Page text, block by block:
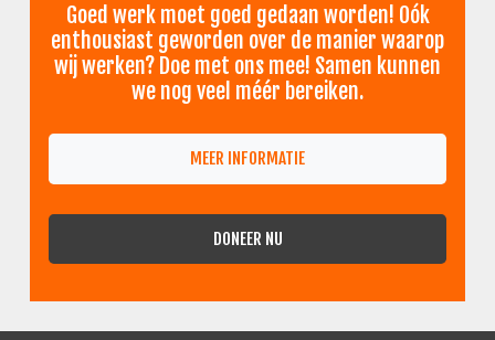
Goed werk moet goed gedaan worden! Oók
enthousiast geworden over de manier waarop
wij werken? Doe met ons mee! Samen kunnen
we nog veel méér bereiken.
MEER INFORMATIE
DONEER NU